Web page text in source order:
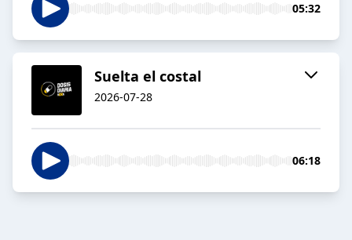
05:32
Suelta el costal
2026-07-28
06:18